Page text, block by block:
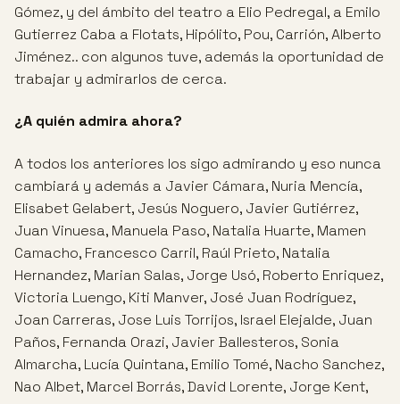
Gómez, y del ámbito del teatro a Elio Pedregal, a Emilo
Gutierrez Caba a Flotats, Hipólito, Pou, Carrión, Alberto
Jiménez.. con algunos tuve, además la oportunidad de
trabajar y admirarlos de cerca.
¿A quién admira ahora?
A todos los anteriores los sigo admirando y eso nunca
cambiará y además a Javier Cámara, Nuria Mencía,
Elisabet Gelabert, Jesús Noguero, Javier Gutiérrez,
Juan Vinuesa, Manuela Paso, Natalia Huarte, Mamen
Camacho, Francesco Carril, Raúl Prieto, Natalia
Hernandez, Marian Salas, Jorge Usó, Roberto Enriquez,
Victoria Luengo, Kiti Manver, José Juan Rodríguez,
Joan Carreras, Jose Luis Torrijos, Israel Elejalde, Juan
Paños, Fernanda Orazi, Javier Ballesteros, Sonia
Almarcha, Lucía Quintana, Emilio Tomé, Nacho Sanchez,
Nao Albet, Marcel Borrás, David Lorente, Jorge Kent,